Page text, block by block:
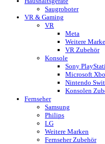
Saugroboter
VR & Gaming
VR
Meta
Weitere
VR Zubehör
Konsole
Sony
Microsoft
Nintendo
Konsolen
Fernseher
Samsung
Philips
LG
Weitere Marken
Fernseher Zubehör